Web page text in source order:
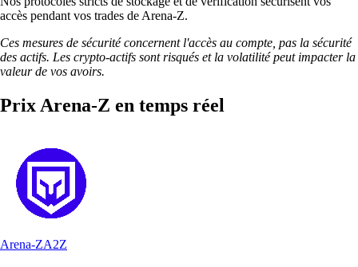
accès pendant vos trades de Arena-Z.
Ces mesures de sécurité concernent l'accès au compte, pas la sécurité
des actifs. Les crypto-actifs sont risqués et la volatilité peut impacter la
valeur de vos avoirs.
Prix Arena-Z en temps réel
Arena-ZA2Z